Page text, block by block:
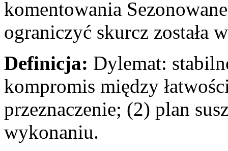
komentowania
ograniczyć skurcz została
Definicja: Dylemat:
kompromis między
przeznaczenie; (2) plan
wykonaniu.